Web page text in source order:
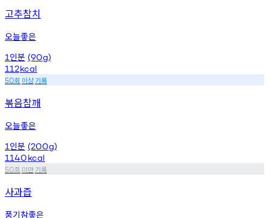
고추참치
오늘좋은
1 인분 (90g)
112kcal
50회 이상기록
볶음참깨
오늘좋은
1 인분 (200g)
1140kcal
50회 미만기록
사과즙
풍기참좋은